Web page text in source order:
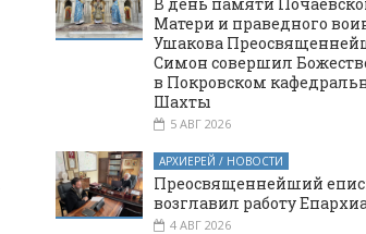
Матери и праведного
Ушакова
Симон совершил
в Покровском
Шахты
5 АВГ 2026
АРХИЕРЕЙ / НОВОСТИ
Преосвященнейший
возглавил работу
4 АВГ 2026